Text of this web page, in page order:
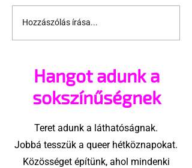
Nem érti Margaret
Court, hogy miért
Hozzászólás írása...
Hangot adunk a
sokszínűségnek
Teret adunk a láthatóságnak.
Jobbá tesszük a queer hétköznapokat.
Közösséget építünk, ahol mindenki